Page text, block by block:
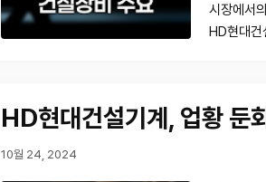
시장에서
HD현대
HD현대건설기계, 업황 둔
10월 24, 2024